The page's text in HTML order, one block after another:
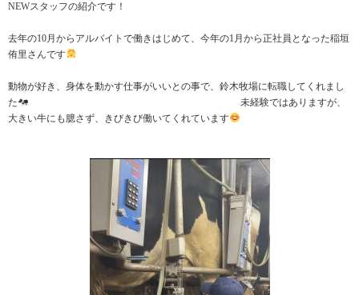
NEWスタッフの紹介です！
去年の10月からアルバイトで働きはじめて、今年の1月から正社員となった稲垣
侑里さんです
動物が好き、身体を動かす仕事がいいとの事で、鈴木牧場に転職してくれまし
た
未経験ではありますが、
大きい牛にも臆さず、きびきび働いてくれています